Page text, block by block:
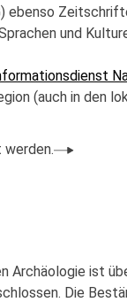
und
(auch in den
werden.
Archäologie ist
Die